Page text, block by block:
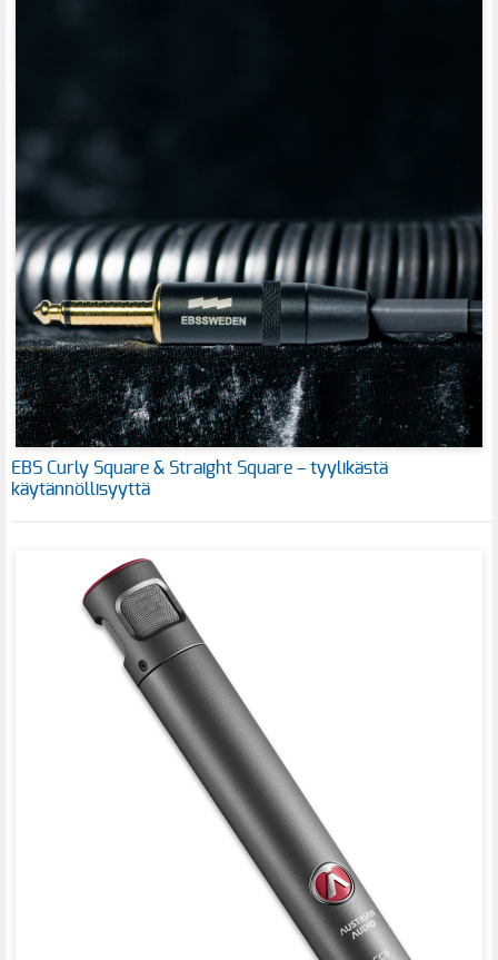
EBS Curly Square & Straight Square – tyylikästä
käytännöllisyyttä